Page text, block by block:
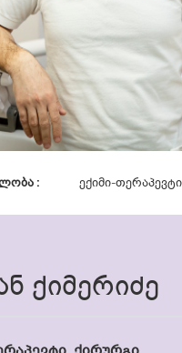
: ექიმი-
ქიმერიძე